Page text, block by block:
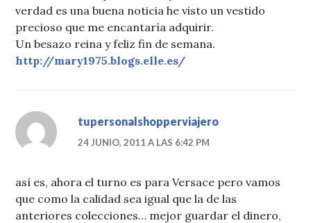
verdad es una buena noticia he visto un vestido
precioso que me encantaría adquirir.
Un besazo reina y feliz fin de semana.
http://mary1975.blogs.elle.es/
tupersonalshopperviajero
24 JUNIO, 2011 A LAS 6:42 PM
así es, ahora el turno es para Versace pero vamos
que como la calidad sea igual que la de las
anteriores colecciones… mejor guardar el dinero,